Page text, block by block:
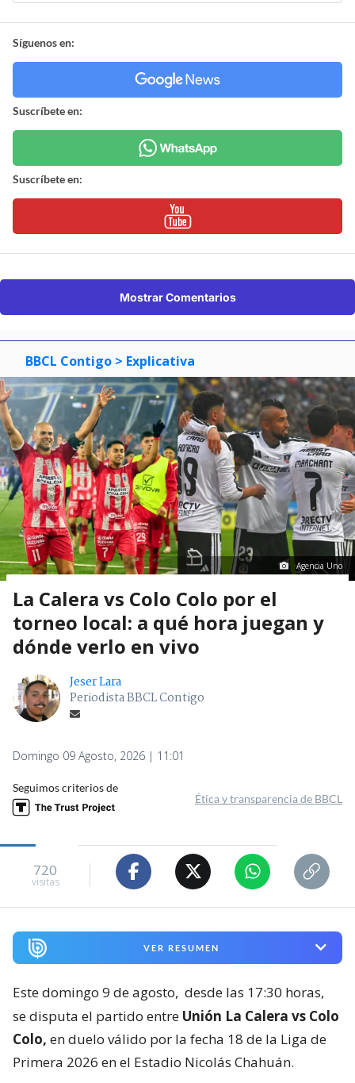
Síguenos en:
Suscríbete en:
Suscríbete en:
Mostrar Comentarios
BBCL Contigo > Explicativa
Agencia Uno
La Calera vs Colo Colo por el
torneo local: a qué hora juegan y
dónde verlo en vivo
Jeser Lara
Periodista BBCL Contigo
Domingo 09 Agosto, 2026 | 11:01
Seguimos criterios de
Ética y transparencia de BBCL
720
visitas
VER RESUMEN
Este domingo 9 de agosto, desde las 17:30 horas,
se disputa el partido entre Unión La Calera vs Colo
Colo, en duelo válido por la fecha 18 de la Liga de
Primera 2026 en el Estadio Nicolás Chahuán.